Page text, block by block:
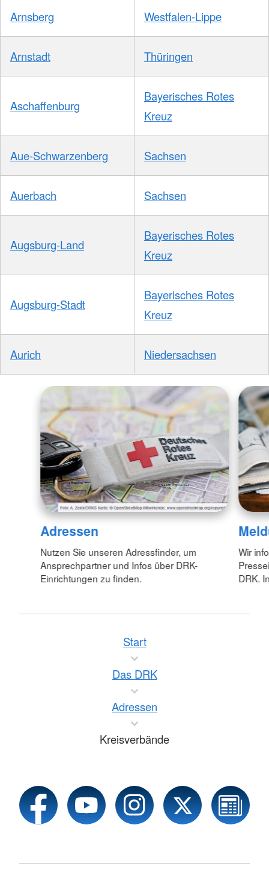
Arnsberg Westfalen-Lippe
Arnstadt Thüringen
Aschaffenburg
Bayerisches Rotes
Kreuz
Aue-Schwarzenberg Sachsen
Auerbach Sachsen
Augsburg-Land
Bayerisches Rotes
Kreuz
Augsburg-Stadt
Bayerisches Rotes
Kreuz
Aurich Niedersachsen
Adressen
Nutzen Sie unseren Adressfinder, um
Ansprechpartner und Infos über DRK-
Einrichtungen zu finden.
Wir
DRK.
Start
Das DRK
Adressen
Kreisverbände